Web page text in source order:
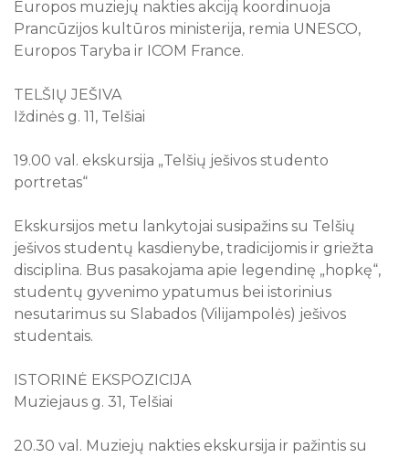
Europos muziejų nakties akciją koordinuoja
Prancūzijos kultūros ministerija, remia UNESCO,
Europos Taryba ir ICOM France.
TELŠIŲ JEŠIVA
Iždinės g. 11, Telšiai
19.00 val. ekskursija „Telšių ješivos studento
portretas“
Ekskursijos metu lankytojai susipažins su Telšių
ješivos studentų kasdienybe, tradicijomis ir griežta
disciplina. Bus pasakojama apie legendinę „hopkę“,
studentų gyvenimo ypatumus bei istorinius
nesutarimus su Slabados (Vilijampolės) ješivos
studentais.
ISTORINĖ EKSPOZICIJA
Muziejaus g. 31, Telšiai
20.30 val. Muziejų nakties ekskursija ir pažintis su